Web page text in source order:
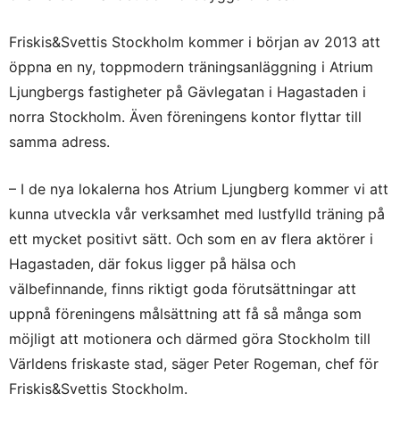
Friskis&Svettis Stockholm kommer i början av 2013 att
öppna en ny, toppmodern träningsanläggning i Atrium
Ljungbergs fastigheter på Gävlegatan i Hagastaden i
norra Stockholm. Även föreningens kontor flyttar till
samma adress.
– I de nya lokalerna hos Atrium Ljungberg kommer vi att
kunna utveckla vår verksamhet med lustfylld träning på
ett mycket positivt sätt. Och som en av flera aktörer i
Hagastaden, där fokus ligger på hälsa och
välbefinnande, finns riktigt goda förutsättningar att
uppnå föreningens målsättning att få så många som
möjligt att motionera och därmed göra Stockholm till
Världens friskaste stad, säger Peter Rogeman, chef för
Friskis&Svettis Stockholm.